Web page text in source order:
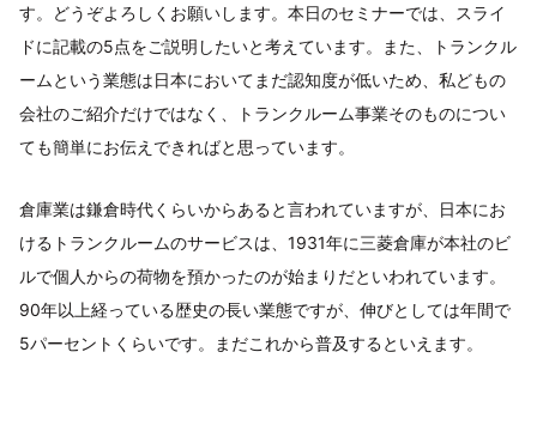
す。どうぞよろしくお願いします。本日のセミナーでは、スライ
ドに記載の5点をご説明したいと考えています。また、トランクル
ームという業態は日本においてまだ認知度が低いため、私どもの
会社のご紹介だけではなく、トランクルーム事業そのものについ
ても簡単にお伝えできればと思っています。
倉庫業は鎌倉時代くらいからあると言われていますが、日本にお
けるトランクルームのサービスは、1931年に三菱倉庫が本社のビ
ルで個人からの荷物を預かったのが始まりだといわれています。
90年以上経っている歴史の長い業態ですが、伸びとしては年間で
5パーセントくらいです。まだこれから普及するといえます。